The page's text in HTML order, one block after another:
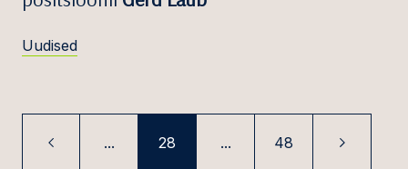
Uudised
... 28 ... 48